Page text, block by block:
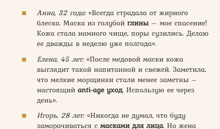
Анна, 32 года:«Всегда страдала от жирного
блеска. Маска из голубой глины – мое спасение!
Кожа стала намного чище, поры сузились. Делаю
ее дважды в неделю уже полгода».
Елена, 45 лет:«После медовой маски кожа
выглядит такой напитанной и свежей. Заметила,
что мелкие морщинки стали менее заметны –
настоящий anti-age уход. Использую ее через
день».
Игорь, 28 лет:«Никогда не думал, что буду
заморачиваться с масками для лица. Но жена